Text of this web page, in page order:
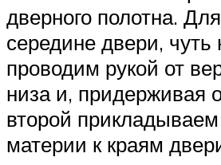
дверного полотна.
середине двери,
проводим рукой от
низа и, придерживая
второй
материи к краям